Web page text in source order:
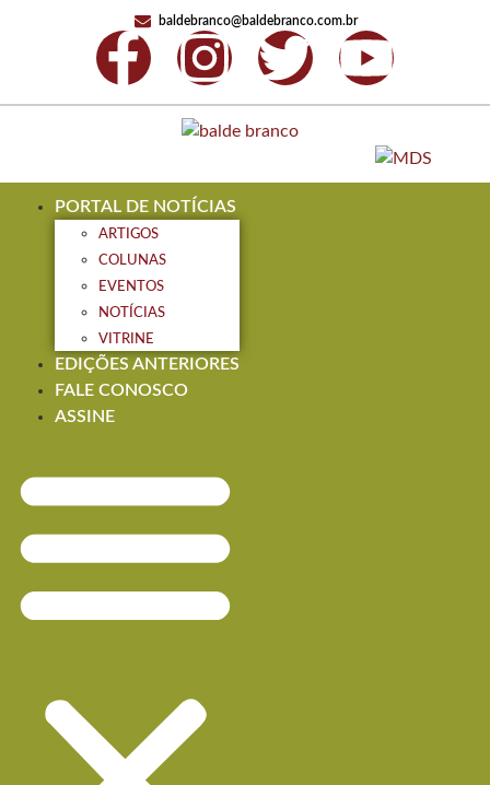
baldebranco@baldebranco.com.br
PORTAL DE NOTÍCIAS
ARTIGOS
COLUNAS
EVENTOS
NOTÍCIAS
VITRINE
EDIÇÕES ANTERIORES
FALE CONOSCO
ASSINE